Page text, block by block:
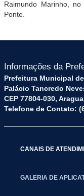
Raimundo Marinho,
Ponte.
Informações da
Prefeitura Municipal
Palácio Tancredo
CEP 77804-030,
Telefone de Contato:
CANAIS DE
GALERIA DE